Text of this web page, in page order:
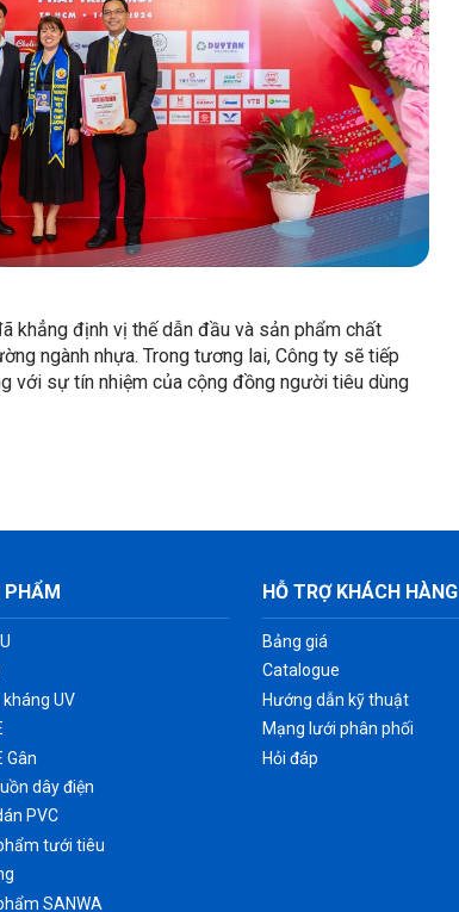
khẳng định vị thế dẫn đầu và sản phẩm chất
ngành nhựa. Trong tương lai, Công ty sẽ tiếp
với sự tín nhiệm của cộng đồng người tiêu dùng
PHẨM
kháng UV
Gân
dây điện
PVC
tưới tiêu
SANWA
HỖ TRỢ KHÁCH HÀNG
Bảng giá
Catalogue
Hướng dẫn kỹ thuật
Mạng lưới phân phối
Hỏi đáp